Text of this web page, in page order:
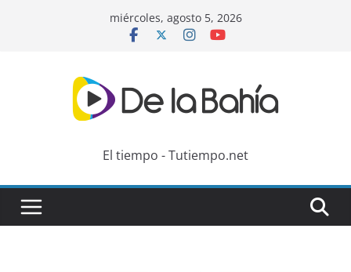
miércoles, agosto 5, 2026
El tiempo - Tutiempo.net